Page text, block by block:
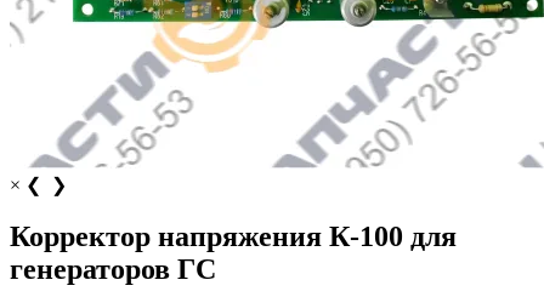
× ❮ ❯
Корректор напряжения К-100 для
генераторов ГС